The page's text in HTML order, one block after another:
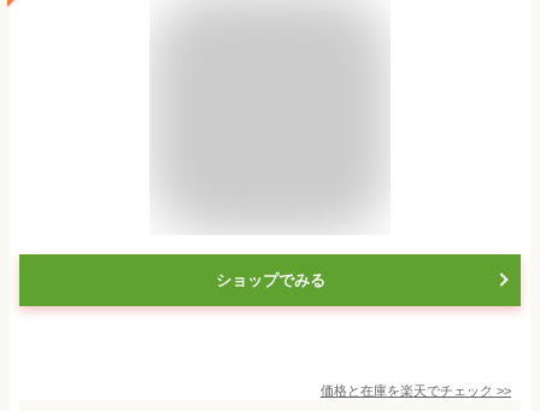
ショップでみる
価格と在庫を楽天でチェック >>